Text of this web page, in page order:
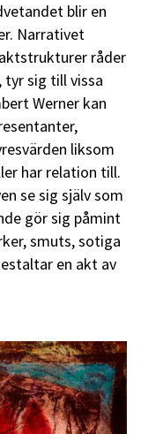
blir en
Narrativet
råder
sig till vissa
Werner kan
liksom
har relation till.
se sig själv som
gör sig påmint
smuts, sotiga
en akt av